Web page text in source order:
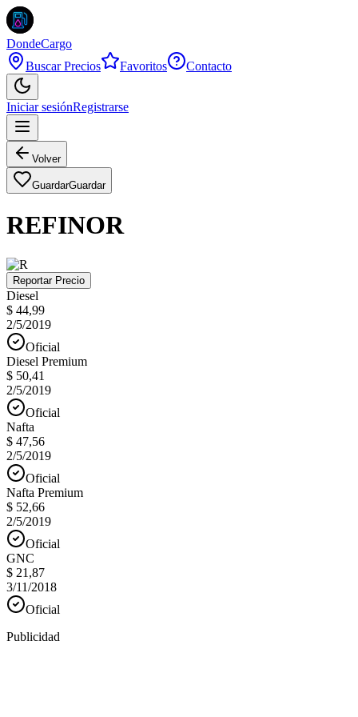
DondeCargo
Buscar Precios
Favoritos Contacto
Iniciar sesiónRegistrarse
Volver
GuardarGuardar
REFINOR
Reportar Precio
Diesel
$ 44,99
2/5/2019
Oficial
Diesel Premium
$ 50,41
2/5/2019
Oficial
Nafta
$ 47,56
2/5/2019
Oficial
Nafta Premium
$ 52,66
2/5/2019
Oficial
GNC
$ 21,87
3/11/2018
Oficial
Publicidad